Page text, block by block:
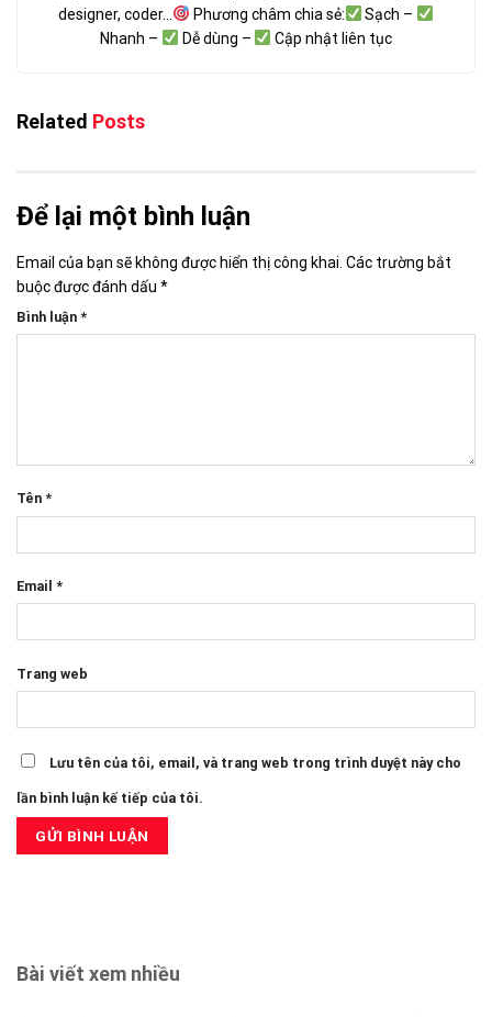
designer, coder...
Phương châm chia sẻ:
Sạch –
Nhanh –
Dễ dùng – Cập nhật liên tục
Related Posts
Để lại một bình luận
Email của bạn sẽ không được hiển thị công khai. Các trường bắt
buộc được đánh dấu *
Bình luận *
Tên *
Email *
Trang web
Lưu tên của tôi, email, và trang web trong trình duyệt này cho
lần bình luận kế tiếp của tôi.
Bài viết xem nhiều